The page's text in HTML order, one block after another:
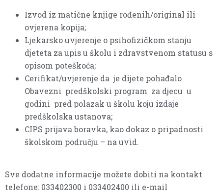
Izvod iz matične knjige rođenih/original ili
ovjerena kopija;
Ljekarsko uvjerenje o psihofizičkom stanju
djeteta za upis u školu i zdravstvenom statusu s
opisom poteškoća;
Cerifikat/uvjerenje da je dijete pohađalo
Obavezni predškolski program za djecu u
godini pred polazak u školu koju izdaje
predškolska ustanova;
CIPS prijava boravka, kao dokaz o pripadnosti
školskom području – na uvid.
Sve dodatne informacije možete dobiti na kontakt
telefone: 033402300 i 033402400 ili e-mail